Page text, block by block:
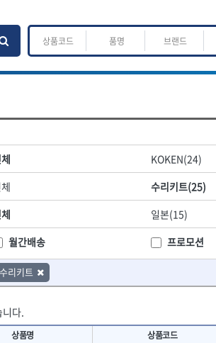
어.운반
프핸들
관기
가공기
기
산업.안전.웰딩.계절
산업, 생활용품
- 나사고정제
- 윤활방청제
- 설치형가림막
- 전선릴
R S T
치)
CROWN
KOKEN(24)
수리키트(25)
일본(15)
월간배송 프로모션
수리키트
니다.
상품명 상품코드